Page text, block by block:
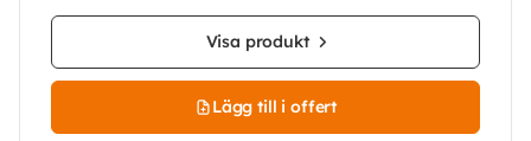
Visa produkt
Lägg till i offert